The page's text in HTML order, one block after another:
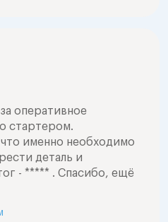
оперативное
стартером.
именно необходимо
деталь и
- ***** . Спасибо, ещё